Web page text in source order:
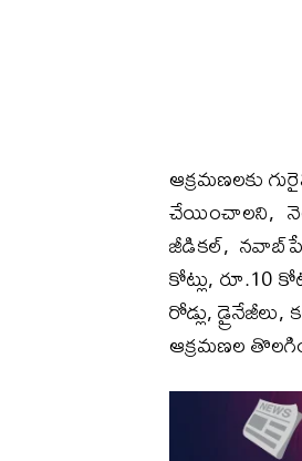
ఆక్రమణలకు
చేయించాలని,
జీడికల్,
కోట్లు, రూ.10
రోడ్లు,
ఆక్రమణల